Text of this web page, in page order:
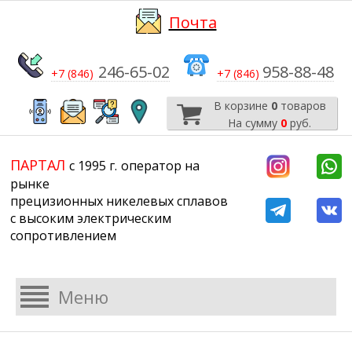
Почта
+7 (846) 246-65-02 +7 (846) 958-88-48
В корзине 0товаров
На сумму 0 руб.
ПАРТАЛ с 1995 г. ​​​​​​​оператор на
рынке
прецизионных никелевых сплавов
с высоким электрическим
сопротивлением